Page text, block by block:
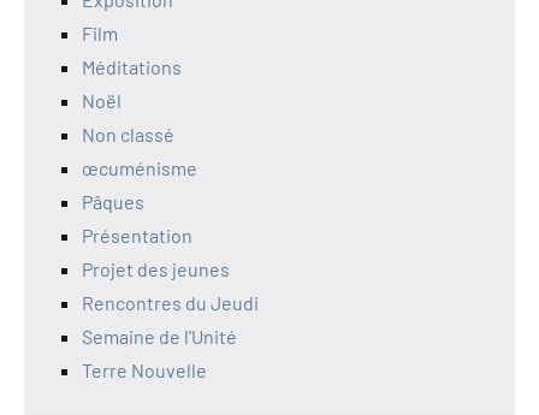
Film
Méditations
Noël
Non classé
œcuménisme
Pâques
Présentation
Projet des jeunes
Rencontres du Jeudi
Semaine de l'Unité
Terre Nouvelle